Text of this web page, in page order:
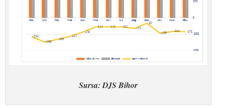
Sursa: DJS Bihor